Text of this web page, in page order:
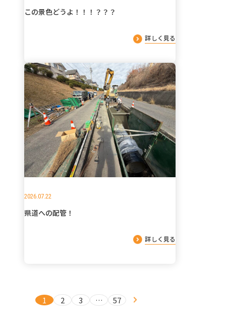
この景色どうよ！！！？？？
詳しく見る
2026.07.22
県道への配管！
詳しく見る
1 2 3 … 57